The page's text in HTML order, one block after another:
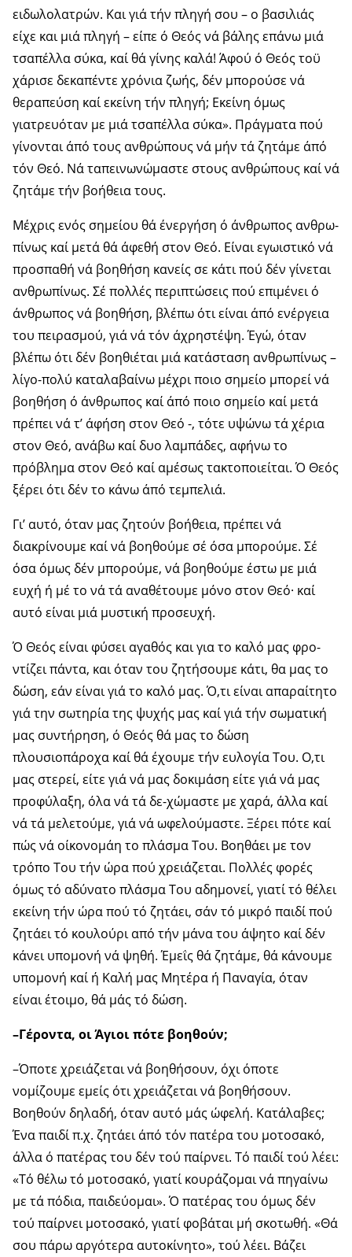
ειδωλολατρών. Και γιά τήν πληγή σου – ο βασιλιάς
είχε και μιά πληγή – είπε ό Θεός νά βάλης επάνω μιά
τσαπέλλα σύκα, καί θά γίνης καλά! Άφού ό Θεός τοϋ
χάρισε δεκαπέντε χρόνια ζωής, δέν μπορούσε νά
θεραπεύση καί εκείνη τήν πληγή; Εκείνη όμως
γιατρευόταν με μιά τσαπέλλα σύκα». Πράγματα πού
γίνονται άπό τους ανθρώ­πους νά μήν τά ζητάμε άπό
τόν Θεό. Νά ταπεινωνώμαστε στους ανθρώπους καί νά
ζητάμε τήν βοήθεια τους.
Μέχρις ενός σημείου θά ένεργήση ό άνθρωπος ανθρω­
πίνως καί μετά θά άφεθή στον Θεό. Είναι εγωιστικό νά
προσπαθή νά βοηθήση κανείς σε κάτι πού δέν γίνεται
ανθρωπίνως. Σέ πολλές περιπτώσεις πού επιμένει ό
άνθρω­πος νά βοηθήση, βλέπω ότι είναι άπό ενέργεια
του πει­ρασμού, γιά νά τόν άχρηστέψη. Έγώ, όταν
βλέπω ότι δέν βοηθιέται μιά κατάσταση ανθρωπίνως –
λίγο-πολύ κα­ταλαβαίνω μέχρι ποιο σημείο μπορεί νά
βοηθήση ό άνθρω­πος καί άπό ποιο σημείο καί μετά
πρέπει νά τ’ άφήση στον Θεό -, τότε υψώνω τά χέρια
στον Θεό, ανάβω καί δυο λα­μπάδες, αφήνω το
πρόβλημα στον Θεό καί αμέσως τα­κτοποιείται. Ό Θεός
ξέρει ότι δέν το κάνω άπό τεμπελιά.
Γι’ αυτό, όταν μας ζητούν βοήθεια, πρέπει νά
διακρίνου­με καί νά βοηθούμε σέ όσα μπορούμε. Σέ
όσα όμως δέν μπο­ρούμε, νά βοηθούμε έστω με μιά
ευχή ή μέ το νά τά αναθέ­τουμε μόνο στον Θεό· καί
αυτό είναι μιά μυστική προσευχή.
Ό Θεός είναι φύσει αγαθός και για το καλό μας φρο­
ντίζει πάντα, και όταν του ζητήσουμε κάτι, θα μας το
δώση, εάν είναι γιά το καλό μας. Ό,τι είναι απαραίτητο
γιά την σωτηρία της ψυχής μας καί γιά τήν σωματική
μας συντήρηση, ό Θεός θά μας το δώση
πλουσιοπάροχα καί θά έχουμε τήν ευλογία Του. Ο,τι
μας στερεί, είτε γιά νά μας δοκιμάση είτε γιά νά μας
προφύλαξη, όλα νά τά δε-χώμαστε με χαρά, άλλα καί
νά τά μελετούμε, γιά νά ωφε­λούμαστε. Ξέρει πότε καί
πώς νά οίκονομάη το πλάσμα Του. Βοηθάει με τον
τρόπο Του τήν ώρα πού χρειάζεται. Πολλές φορές
όμως τό αδύνατο πλάσμα Του αδημονεί, γιατί τό θέλει
εκείνη τήν ώρα πού τό ζητάει, σάν τό μι­κρό παιδί πού
ζητάει τό κουλούρι από τήν μάνα του άψητο καί δέν
κάνει υπομονή νά ψηθή. Έμεΐς θά ζητάμε, θά κά­νουμε
υπομονή καί ή Καλή μας Μητέρα ή Παναγία, όταν
είναι έτοιμο, θά μάς τό δώση.
–Γέροντα, οι Άγιοι πότε βοηθούν;
–Όποτε χρειάζεται νά βοηθήσουν, όχι όποτε
νομίζουμε εμείς ότι χρειάζεται νά βοηθήσουν.
Βοηθούν δηλαδή, όταν αυτό μάς ώφελή. Κατάλαβες;
Ένα παιδί π.χ. ζητάει άπό τόν πατέρα του μοτοσακό,
άλλα ό πατέρας του δέν τού παίρνει. Τό παιδί τού λέει:
«Τό θέλω τό μοτοσακό, γιατί κουράζομαι νά πηγαίνω
με τά πόδια, παιδεύομαι». Ό πα­τέρας του όμως δέν
τού παίρνει μοτοσακό, γιατί φοβάται μή σκοτωθή. «Θά
σου πάρω αργότερα αυτοκίνητο», τού λέει. Βάζει